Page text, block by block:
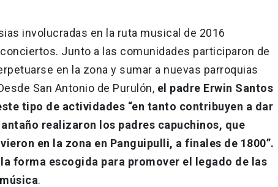
involucradas en la ruta musical de 2016
Junto a las comunidades participaron de
en la zona y sumar a nuevas parroquias
San Antonio de Purulón, el padre Erwin Santos
tipo de actividades “en tanto contribuyen a dar
realizaron los padres capuchinos, que
en la zona en Panguipulli, a finales de 1800”.
forma escogida para promover el legado de las
.